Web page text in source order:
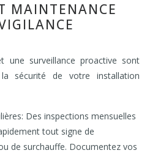
MAINTENANCE
une surveillance proactive sont
sécurité de votre installation
Des inspections mensuelles
tout signe de
de surchauffe. Documentez vos